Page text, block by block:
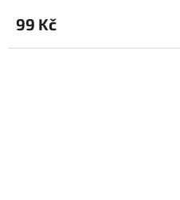
99 Kč